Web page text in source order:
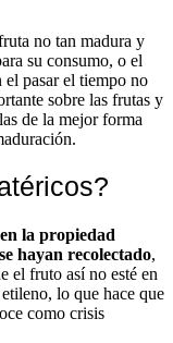
no tan madura y
su consumo, o el
pasar el tiempo no
sobre las frutas y
de la mejor forma
la propiedad
hayan recolectado,
el fruto así no esté en
lo que hace que
como crisis